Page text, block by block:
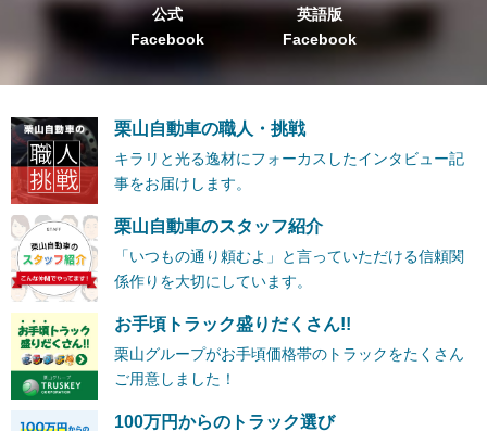
公式
Facebook
英語版
Facebook
栗山自動車の職人・挑戦
キラリと光る逸材にフォーカスしたインタビュー記
事をお届けします。
栗山自動車のスタッフ紹介
「いつもの通り頼むよ」と言っていただける信頼関
係作りを大切にしています。
お手頃トラック盛りだくさん!!
栗山グループがお手頃価格帯のトラックをたくさん
ご用意しました！
100万円からのトラック選び